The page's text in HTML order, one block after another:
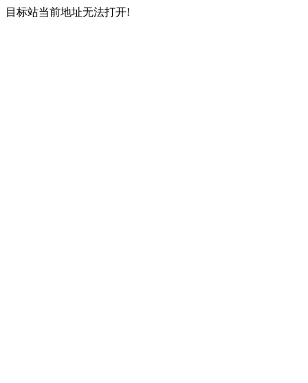
目标站当前地址无法打开!